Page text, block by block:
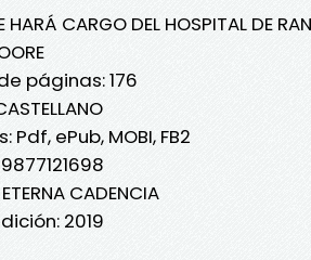
HARÁ CARGO DEL HOSPITAL DE
páginas: 176
Pdf, ePub, MOBI, FB2
CADENCIA
2019